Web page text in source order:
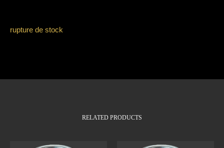
rupture de stock
RELATED PRODUCTS